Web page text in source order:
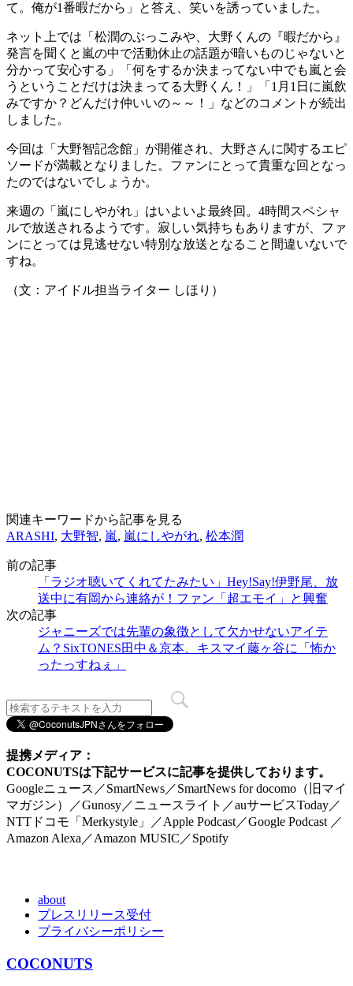
て。俺が1番暇だから」と答え、笑いを誘っていました。
ネット上では「松潤のぶっこみや、大野くんの『暇だから』
発言を聞くと嵐の中で活動休止の話題が暗いものじゃないと
分かって安心する」「何をするか決まってない中でも嵐と会
うということだけは決まってる大野くん！」「1月1日に嵐飲
みですか？どんだけ仲いいの～～！」などのコメントが続出
しました。
今回は「大野智記念館」が開催され、大野さんに関するエピ
ソードが満載となりました。ファンにとって貴重な回となっ
たのではないでしょうか。
来週の「嵐にしやがれ」はいよいよ最終回。4時間スペシャ
ルで放送されるようです。寂しい気持ちもありますが、ファ
ンにとっては見逃せない特別な放送となること間違いないで
すね。
（文：アイドル担当ライター しほり）
関連キーワードから記事を見る
ARASHI, 大野智, 嵐, 嵐にしやがれ, 松本潤
前の記事
「ラジオ聴いてくれてたみたい」Hey!Say!伊野尾、放
送中に有岡から連絡が！ファン「超エモイ」と興奮
次の記事
ジャニーズでは先輩の象徴として欠かせないアイテ
ム？SixTONES田中＆京本、キスマイ藤ヶ谷に「怖か
ったっすねぇ」
提携メディア：
COCONUTSは下記サービスに記事を提供しております。
Googleニュース／SmartNews／SmartNews for docomo（旧マイ
マガジン）／Gunosy／ニュースライト／auサービスToday／
NTTドコモ「Merkystyle」／Apple Podcast／Google Podcast ／
Amazon Alexa／Amazon MUSIC／Spotify
about
プレスリリース受付
プライバシーポリシー
COCONUTS